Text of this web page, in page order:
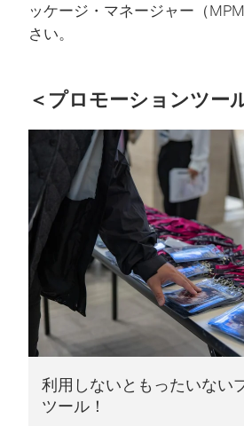
ッケージ・マネージャー（
さい。
＜プロモーションツー
利用しないともったいない
ツール！